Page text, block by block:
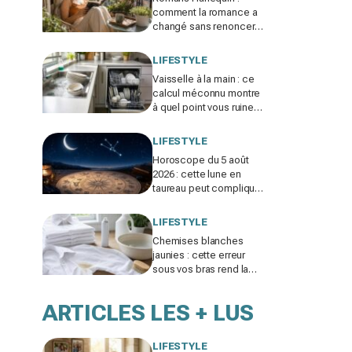
comment la romance a
changé sans renoncer
LIFESTYLE
Vaisselle à la main : ce
calcul méconnu montre
à quel point vous ruinez
d’électricité
LIFESTYLE
Horoscope du 5 août
2026 : cette lune en
taureau peut compliquer
signe doit vraiment se
LIFESTYLE
Chemises blanches
jaunies : cette erreur
sous vos bras rend la
ARTICLES LES + LUS
LIFESTYLE